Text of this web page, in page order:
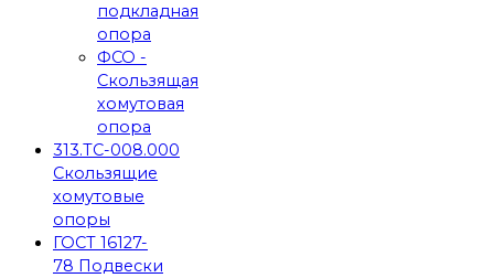
подкладная
опора
ФСО -
Скользящая
хомутовая
опора
313.ТС-008.000
Скользящие
хомутовые
опоры
ГОСТ 16127-
78 Подвески